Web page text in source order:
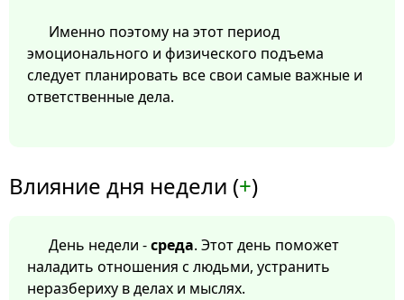
Именно поэтому на этот период
эмоционального и физического подъема
следует планировать все свои самые важные и
ответственные дела.
Влияние дня недели (+)
День недели -среда. Этот день поможет
наладить отношения с людьми, устранить
неразбериху в делах и мыслях.